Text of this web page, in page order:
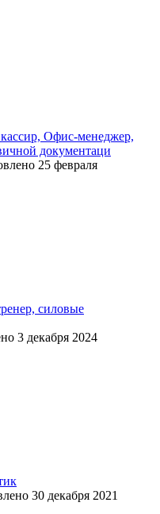
Офис-менеджер,
документаци
25 февраля
силовые
3 декабря 2024
30 декабря 2021